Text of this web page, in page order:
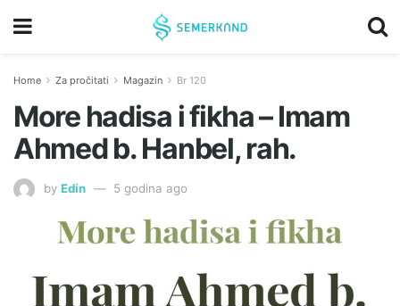
Home Za pročitati Magazin Br 120
More hadisa i fikha – Imam
Ahmed b. Hanbel, rah.
by Edin 5 godina ago